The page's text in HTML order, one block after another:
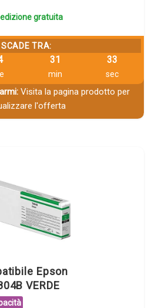
gratuita
SCADE TRA:
31
min
32
sec
Visita la pagina prodotto per
l'offerta
Epson
VERDE